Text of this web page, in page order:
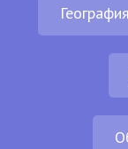
География